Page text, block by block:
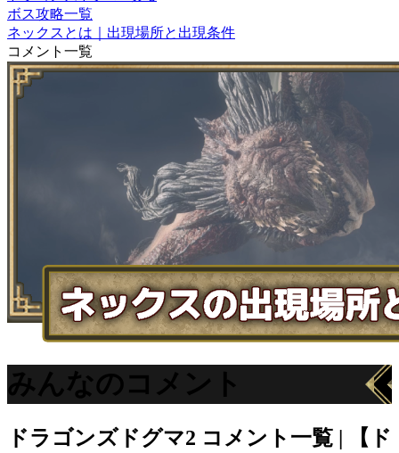
ボス攻略一覧
ネックスとは｜出現場所と出現条件
コメント一覧
みんなのコメント
ドラゴンズドグマ2 コメント一覧 | 【ド